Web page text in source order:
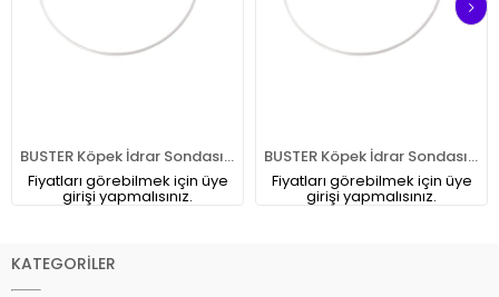
BUSTER Köpek İdrar Sondası. 5 FG. 1.6x500 mm
Fiyatları görebilmek için üye
girişi yapmalısınız.
BUSTER Köpek İdrar Sondası. 6 FG. 2.0 x500 mm
Fiyatları görebilmek için üye
girişi yapmalısınız.
KATEGORİLER